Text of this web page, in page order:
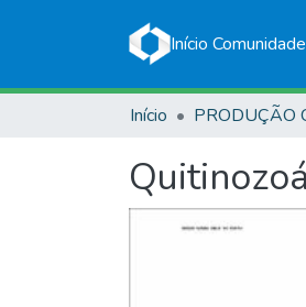
Início
Início PRODUÇÃO